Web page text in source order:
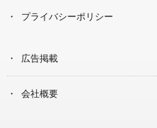
プライバシーポリシー
広告掲載
会社概要